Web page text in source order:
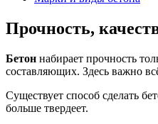
Прочность,
Бетон набирает прочность
составляющих. Здесь важно
Существует способ сделать
больше твердеет.